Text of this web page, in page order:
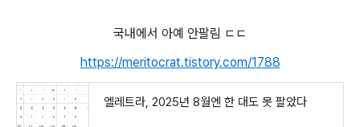
국내에서 아예 안팔림 ㄷㄷ
https://meritocrat.tistory.com/1788
엘레트라, 2025년 8월엔 한 대도 못 팔았다